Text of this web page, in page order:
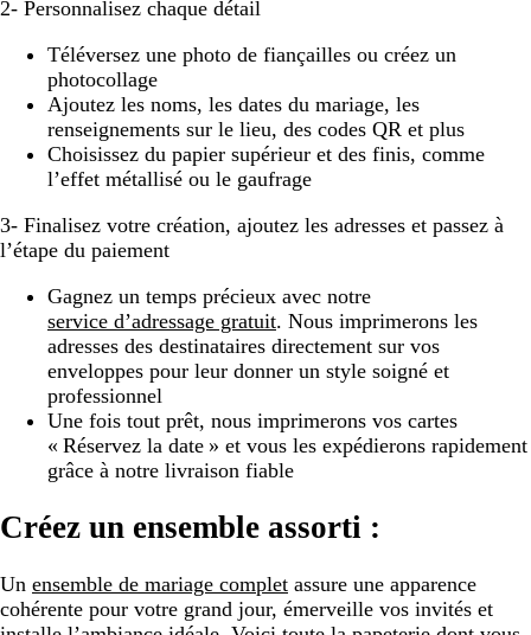
2- Personnalisez chaque détail
Téléversez une photo de fiançailles ou créez un
photocollage
Ajoutez les noms, les dates du mariage, les
renseignements sur le lieu, des codes QR et plus
Choisissez du papier supérieur et des finis, comme
l’effet métallisé ou le gaufrage
3- Finalisez votre création, ajoutez les adresses et passez à
l’étape du paiement
Gagnez un temps précieux avec notre
service d’adressage gratuit. Nous imprimerons les
adresses des destinataires directement sur vos
enveloppes pour leur donner un style soigné et
professionnel
Une fois tout prêt, nous imprimerons vos cartes
« Réservez la date » et vous les expédierons rapidement
grâce à notre livraison fiable
Créez un ensemble assorti :
Un ensemble de mariage complet assure une apparence
cohérente pour votre grand jour, émerveille vos invités et